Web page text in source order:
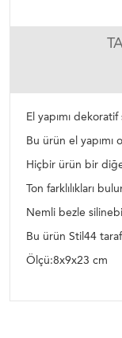
El yapımı
Bu ürün el
Hiçbir ürün bir
Ton farklılıkları
Nemli bezle
Bu ürün Stil44
Ölçü:8x9x23 cm